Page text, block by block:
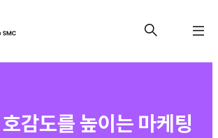
감도를 높이는 마케팅